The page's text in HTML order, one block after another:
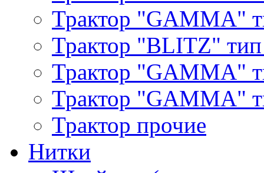
Трактор "GAMMA"
Трактор "BLITZ"
Трактор "GAMMA"
Трактор "GAMMA"
Трактор прочие
Нитки